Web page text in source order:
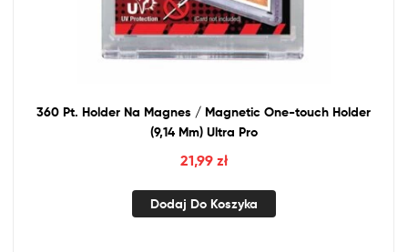
360 Pt. Holder Na Magnes / Magnetic One-touch Holder
(9,14 Mm) Ultra Pro
21,99 zł
Dodaj Do Koszyka